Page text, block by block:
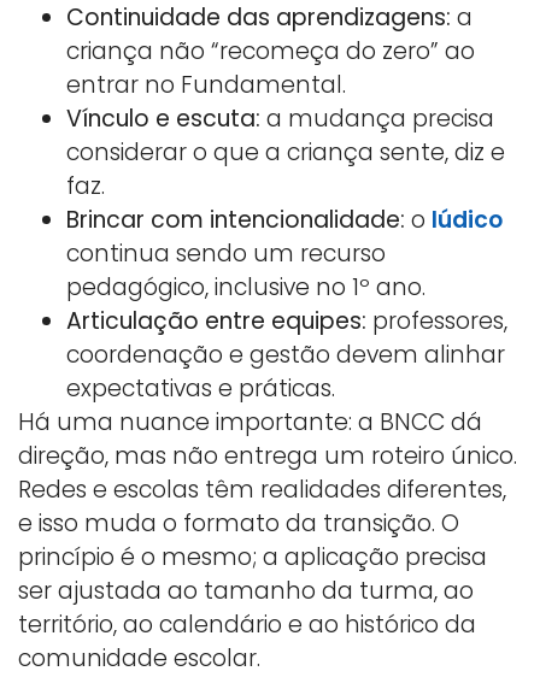
Continuidade das aprendizagens: a
criança não “recomeça do zero” ao
entrar no Fundamental.
Vínculo e escuta: a mudança precisa
considerar o que a criança sente, diz e
faz.
Brincar com intencionalidade: o lúdico
continua sendo um recurso
pedagógico, inclusive no 1º ano.
Articulação entre equipes: professores,
coordenação e gestão devem alinhar
expectativas e práticas.
Há uma nuance importante: a BNCC dá
direção, mas não entrega um roteiro único.
Redes e escolas têm realidades diferentes,
e isso muda o formato da transição. O
princípio é o mesmo; a aplicação precisa
ser ajustada ao tamanho da turma, ao
território, ao calendário e ao histórico da
comunidade escolar.